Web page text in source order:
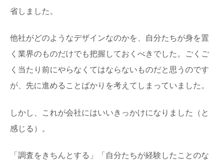
省しました。
他社がどのようなデザインなのかを、自分たちが身を置
く業界のものだけでも把握しておくべきでした。ごくご
く当たり前にやらなくてはならないものだと思うのです
が、先に進めることばかりを考えてしまっていました。
しかし、これが会社にはいいきっかけになりました（と
感じる）。
「調査をきちんとする」「自分たちが経験したことのな